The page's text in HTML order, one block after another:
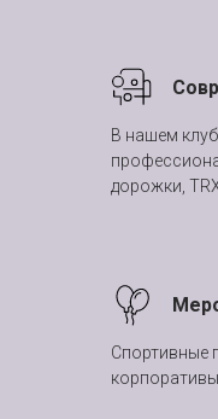
В нашем
дорожки,
Спортивные